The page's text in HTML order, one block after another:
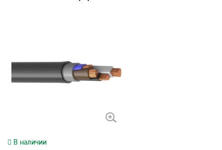
В наличии